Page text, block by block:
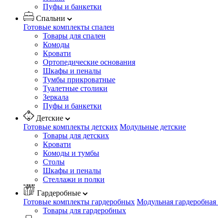
Пуфы и банкетки
Спальни
Готовые комплекты спален
Товары для спален
Комоды
Кровати
Ортопедические основания
Шкафы и пеналы
Тумбы прикроватные
Туалетные столики
Зеркала
Пуфы и банкетки
Детские
Готовые комплекты детских Модульные детские
Товары для детских
Кровати
Комоды и тумбы
Столы
Шкафы и пеналы
Стеллажи и полки
Гардеробные
Готовые комплекты гардеробных Модульная
Товары для гардеробных